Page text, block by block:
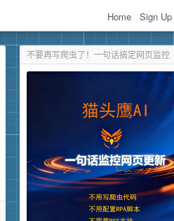
Home Sign Up
不要再写爬虫了！一句话搞定网页监控